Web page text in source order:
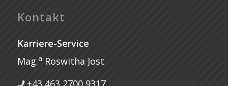
Kontakt
Karriere-Service
Mag.a Roswitha Jost